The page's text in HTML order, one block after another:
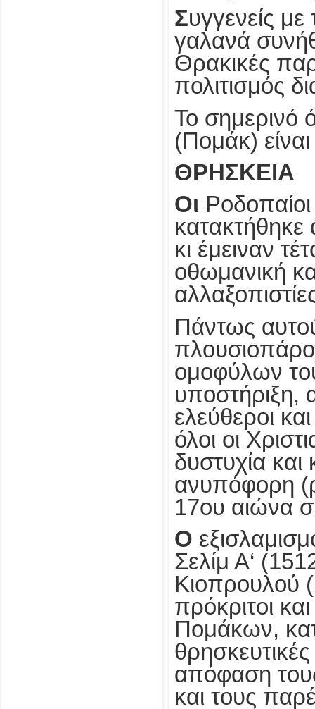
Συγγενείς
γαλανά
Θρακικές
πολιτισμός
Το σημερινό
(Πομάκ)
ΘΡΗΣΚΕΙΑ
Οι
κι έμειναν
οθωμανική
Πάντως
ομοφύλων
ελεύθεροι
όλοι οι
δυστυχία και
ανυπόφορη
17ου αιώνα
Ο
Σελίμ Α‘
Κιοπρουλού
πρόκριτοι
Πομάκων,
απόφαση
και τους